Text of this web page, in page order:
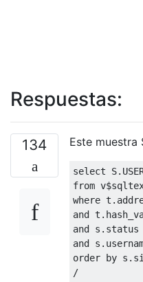
Respuestas:
134 Este muestra
select S.
from v$
where t .
and t .
and s . status
and s .
order by s .
/